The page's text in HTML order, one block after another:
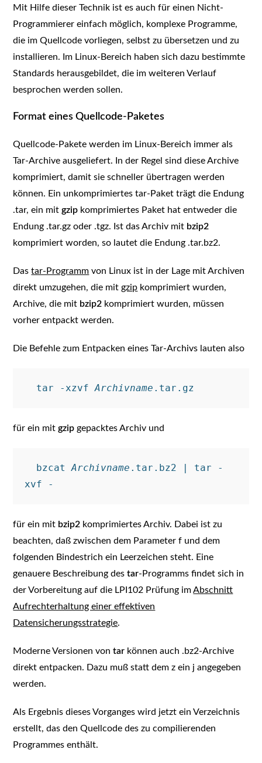
Mit Hilfe dieser Technik ist es auch für einen Nicht-
Programmierer einfach möglich, komplexe Programme,
die im Quellcode vorliegen, selbst zu übersetzen und zu
installieren. Im Linux-Bereich haben sich dazu bestimmte
Standards herausgebildet, die im weiteren Verlauf
besprochen werden sollen.
Format eines Quellcode-Paketes
Quellcode-Pakete werden im Linux-Bereich immer als
Tar-Archive ausgeliefert. In der Regel sind diese Archive
komprimiert, damit sie schneller übertragen werden
können. Ein unkomprimiertes tar-Paket trägt die Endung
.tar, ein mitgzip komprimiertes Paket hat entweder die
Endung .tar.gz oder .tgz. Ist das Archiv mit bzip2
komprimiert worden, so lautet die Endung .tar.bz2.
Dastar-Programm von Linux ist in der Lage mit Archiven
direkt umzugehen, die mit gzip komprimiert wurden,
Archive, die mit bzip2 komprimiert wurden, müssen
vorher entpackt werden.
Die Befehle zum Entpacken eines Tar-Archivs lauten also
  tar -xzvf
Archivname
für ein mitgzip gepacktes Archiv und
  bzcat
Archivname .tar.bz2 | tar -
für ein mit bzip2 komprimiertes Archiv. Dabei ist zu
beachten, daß zwischen dem Parameter f und dem
folgenden Bindestrich ein Leerzeichen steht. Eine
genauere Beschreibung destar-Programms findet sich in
der Vorbereitung auf die LPI102 Prüfung imAbschnitt
Aufrechterhaltung einer effektiven
Datensicherungsstrategie.
Moderne Versionen vontar können auch .bz2-Archive
direkt entpacken. Dazu muß statt dem z ein j angegeben
werden.
Als Ergebnis dieses Vorganges wird jetzt ein Verzeichnis
erstellt, das den Quellcode des zu compilierenden
Programmes enthält.